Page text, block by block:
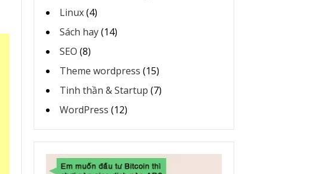
Linux(4)
Sách hay(14)
SEO (8)
Theme wordpress (15)
Tinh thần & Startup (7)
WordPress (12)